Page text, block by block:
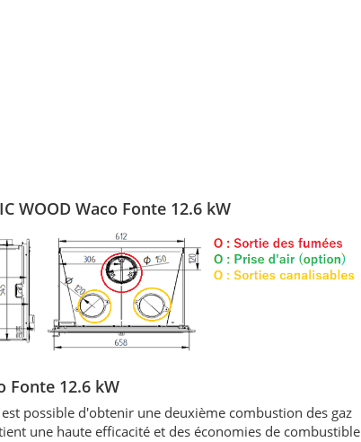
WOOD Waco Fonte 12.6 kW
Fonte 12.6 kW
possible d'obtenir une deuxième combustion des gaz
une haute efficacité et des économies de combustible